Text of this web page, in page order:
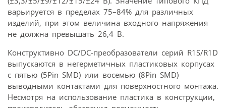
варьируется в пределах 75–84% для различных
изделий, при этом величина входного напряжения
не должна превышать 26,4 В.
Конструктивно DC/DC-преобразователи серий R1S/R1D
выпускаются в негерметичных пластиковых корпусах
с пятью (5Pin SMD) или восемью (8Pin SMD)
выводными контактами для поверхностного монтажа.
Несмотря на использование пластика в конструкции,